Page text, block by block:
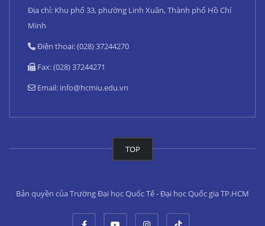
Địa chỉ: Khu phố 33, phường Linh Xuân, Thành phố Hồ Chí
Minh
Điện thoại: (028) 37244270
Fax: (028) 37244271
Email: info@hcmiu.edu.vn
TOP
Bản quyền của Trường Đại học Quốc Tế - Đại học Quốc gia TP.HCM